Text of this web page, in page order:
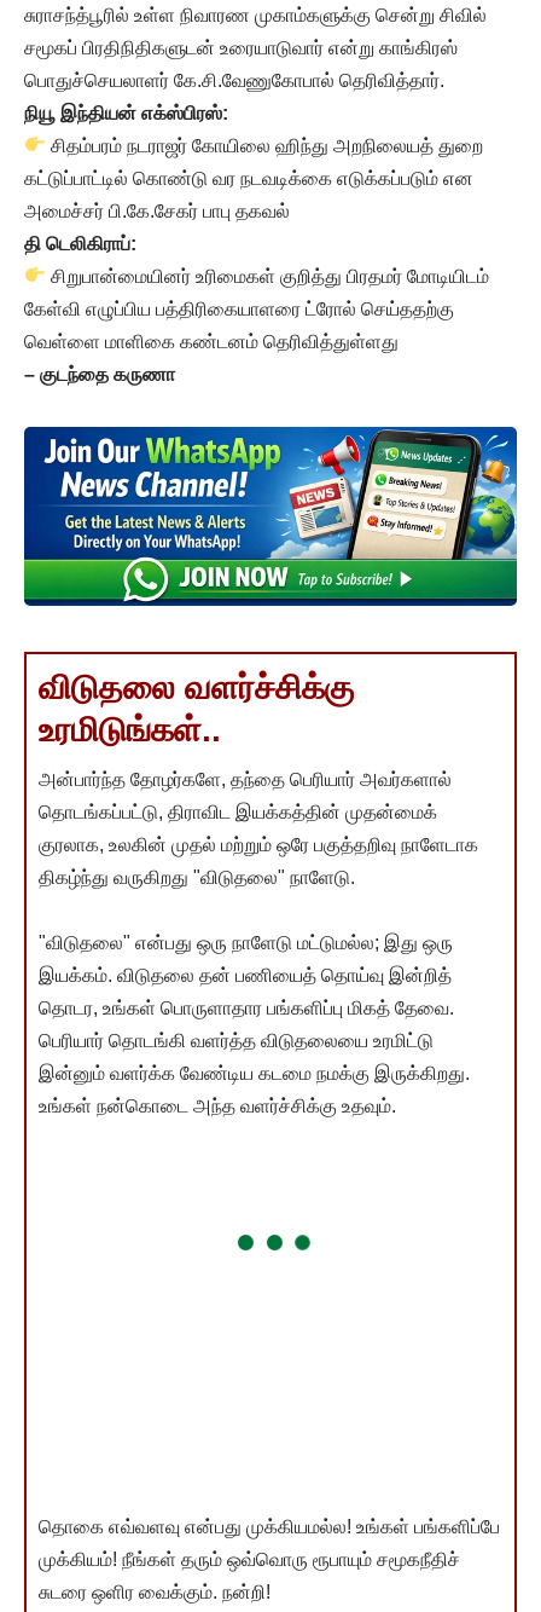
சுராசந்த்பூரில் உள்ள நிவாரண முகாம்களுக்கு சென்று சிவில்
சமூகப் பிரதிநிதிகளுடன் உரையாடுவார் என்று காங்கிரஸ்
பொதுச்செயலாளர் கே.சி.வேணுகோபால் தெரிவித்தார்.
நியூ இந்தியன் எக்ஸ்பிரஸ்:
சிதம்பரம் நடராஜர் கோயிலை ஹிந்து அறநிலையத் துறை
கட்டுப்பாட்டில் கொண்டு வர நடவடிக்கை எடுக்கப்படும் என
அமைச்சர் பி.கே.சேகர் பாபு தகவல்
தி டெலிகிராப்:
சிறுபான்மையினர் உரிமைகள் குறித்து பிரதமர் மோடியிடம்
கேள்வி எழுப்பிய பத்திரிகையாளரை ட்ரோல் செய்ததற்கு
வெள்ளை மாளிகை கண்டனம் தெரிவித்துள்ளது
– குடந்தை கருணா
விடுதலை வளர்ச்சிக்கு
உரமிடுங்கள்..
அன்பார்ந்த தோழர்களே, தந்தை பெரியார் அவர்களால்
தொடங்கப்பட்டு, திராவிட இயக்கத்தின் முதன்மைக்
குரலாக, உலகின் முதல் மற்றும் ஒரே பகுத்தறிவு நாளேடாக
திகழ்ந்து வருகிறது "விடுதலை" நாளேடு.
"விடுதலை" என்பது ஒரு நாளேடு மட்டுமல்ல; இது ஒரு
இயக்கம். விடுதலை தன் பணியைத் தொய்வு இன்றித்
தொடர, உங்கள் பொருளாதார பங்களிப்பு மிகத் தேவை.
பெரியார் தொடங்கி வளர்த்த விடுதலையை உரமிட்டு
இன்னும் வளர்க்க வேண்டிய கடமை நமக்கு இருக்கிறது.
உங்கள் நன்கொடை அந்த வளர்ச்சிக்கு உதவும்.
தொகை எவ்வளவு என்பது முக்கியமல்ல! உங்கள் பங்களிப்பே
முக்கியம்! நீங்கள் தரும் ஒவ்வொரு ரூபாயும் சமூகநீதிச்
சுடரை ஒளிர வைக்கும். நன்றி!